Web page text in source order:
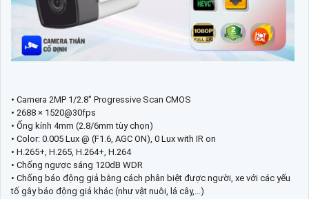
• Camera 2MP 1/2.8″ Progressive Scan CMOS
• 2688 × 1520@30fps
• Ống kính 4mm (2.8/6mm tùy chọn)
• Color: 0.005 Lux @ (F1.6, AGC ON), 0 Lux with IR on
• H.265+, H.265, H.264+, H.264
• Chống ngược sáng 120dB WDR
• Chống báo động giả bằng cách phân biệt được người, xe với các yếu
tố gây báo động giả khác (như vật nuôi, lá cây,...)